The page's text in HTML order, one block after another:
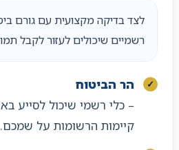
לצד בדיקה מקצועית עם גורם
רשמיים שיכולים לעזור לקבל
הר הביטוח
– כלי רשמי שיכול לסייע
קיימות הרשומות על שמכם.